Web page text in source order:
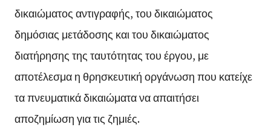
δικαιώματος αντιγραφής, του δικαιώματος
δημόσιας μετάδοσης και του δικαιώματος
διατήρησης της ταυτότητας του έργου, με
αποτέλεσμα η θρησκευτική οργάνωση που κατείχε
τα πνευματικά δικαιώματα να απαιτήσει
αποζημίωση για τις ζημιές.